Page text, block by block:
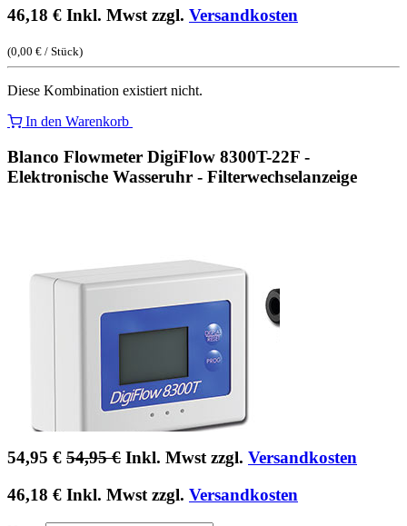
46,18 € Inkl. Mwst zzgl. Versandkosten
(0,00 € / Stück)
Diese Kombination existiert nicht.
In den Warenkorb
Blanco Flowmeter DigiFlow 8300T-22F -
Elektronische Wasseruhr - Filterwechselanzeige
54,95 € 54,95€ Inkl. Mwst zzgl. Versandkosten
46,18 € Inkl. Mwst zzgl. Versandkosten